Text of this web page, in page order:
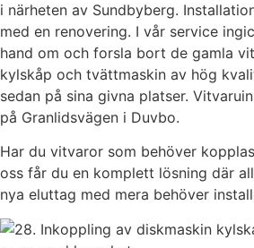
i närheten av Sundbyberg.
med en renovering. I vår service
hand om och forsla bort de gamla
kylskåp och tvättmaskin av hög
sedan på sina givna platser.
på Granlidsvägen i Duvbo.
Har du vitvaror som behöver
oss får du en komplett lösning där
nya eluttag med mera behöver